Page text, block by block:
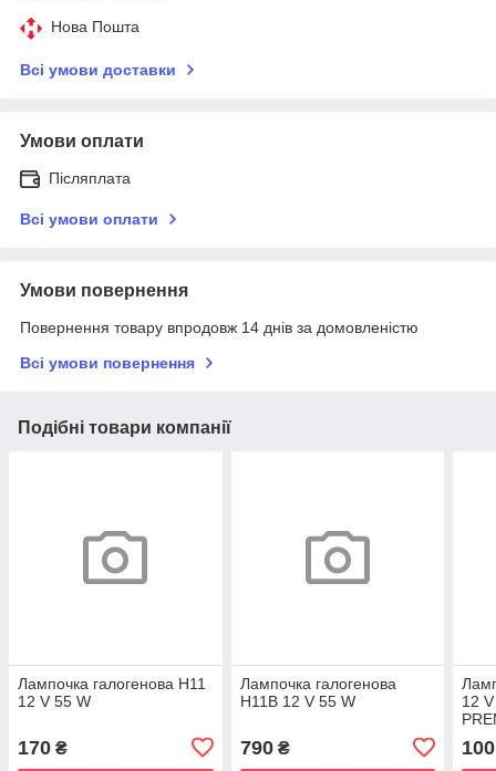
Нова Пошта
Всі умови доставки
Умови оплати
Післяплата
Всі умови оплати
Умови повернення
Повернення товару впродовж 14 днів за домовленістю
Всі умови повернення
Подібні товари компанії
Лампочка галогенова H11
12 V 55 W
170 ₴
Лампочка галогенова
H11B 12 V 55 W
790₴
12
100